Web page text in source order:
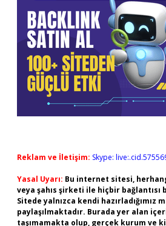
Reklam ve İletişim: Skype:
Yasal Uyarı: Bu internet sitesi,
veya şahıs şirketi ile hiçbir bağlantısı
Sitede yalnızca kendi hazırladığımız
paylaşılmaktadır. Burada yer alan
taşımamakta olup, gerçek kurum ve